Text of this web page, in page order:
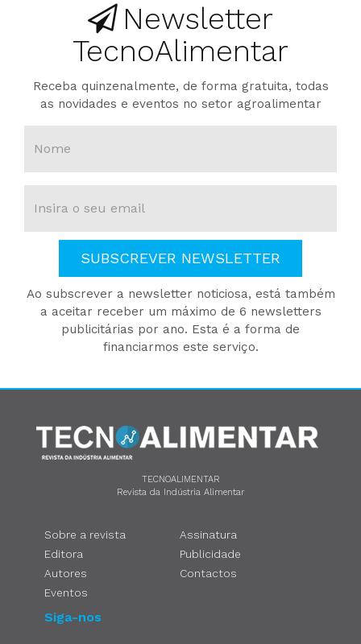
Newsletter
TecnoAlimentar
Receba quinzenalmente, de forma gratuita, todas
as novidades e eventos no setor agroalimentar
SUBSCREVER NEWSLETTER
Ao subscrever a newsletter noticiosa, está também
a aceitar receber um máximo de 6 newsletters
publicitárias por ano. Esta é a forma de
financiarmos este serviço.
TECNOALIMENTAR
Revista da Indústria Alimentar
Sobre a revista
Editora
Autores
Eventos
Assinatura
Publicidade
Contactos
Siga-nos